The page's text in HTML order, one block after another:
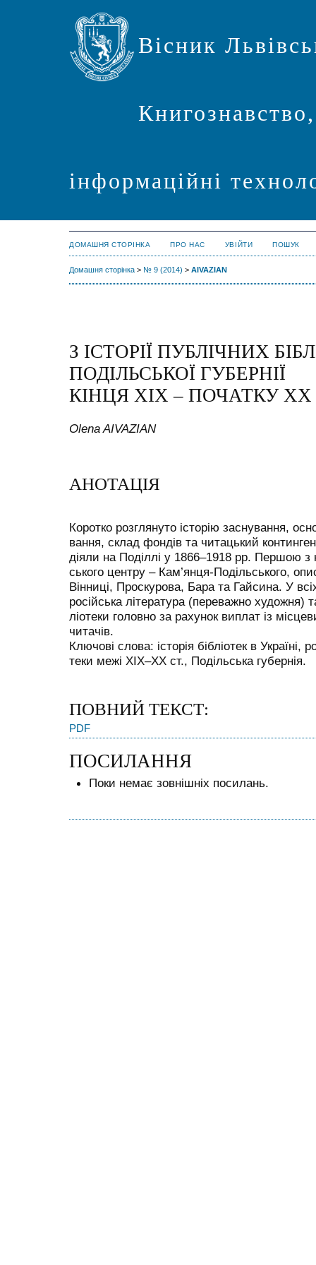
Вісник
інформаційні
ДОМАШНЯ СТОРІНКА ПРО НАС УВІЙТИ ПОШУК
Домашня сторінка > № 9 (2014) > AIVAZIAN
З ІСТОРІЇ ПУБЛІЧНИХ
ПОДІЛЬСЬКОЇ ГУБЕРНІЇ
КІНЦЯ ХІХ – ПОЧАТКУ ХХ
Olena AIVAZIAN
АНОТАЦІЯ
Коротко розглянуто історію заснування,
вання, склад фондів та читацький
діяли на Поділлі у 1866–1918 рр. Першою з
ського центру – Кам’янця-Подільського,
Вінниці, Проскурова, Бара та Гайсина. У
російська література (переважно художня)
ліотеки головно за рахунок виплат із
читачів.
Ключові слова: історія бібліотек в Україні,
теки межі ХІХ–ХХ ст., Подільська губернія.
ПОВНИЙ ТЕКСТ:
PDF
ПОСИЛАННЯ
Поки немає зовнішніх посилань.